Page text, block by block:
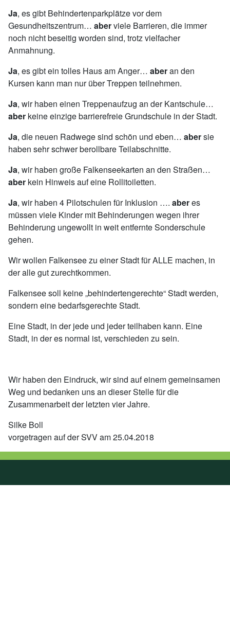
Ja, es gibt Behindertenparkplätze vor dem
Gesundheitszentrum… aberviele Barrieren, die immer
noch nicht beseitig worden sind, trotz vielfacher
Anmahnung.
Ja, es gibt ein tolles Haus am Anger… aberan den
Kursen kann man nur über Treppen teilnehmen.
Ja, wir haben einen Treppenaufzug an der Kantschule…
aber keine einzige barrierefreie Grundschule in der Stadt.
Ja, die neuen Radwege sind schön und eben… abersie
haben sehr schwer berollbare Teilabschnitte.
Ja, wir haben große Falkenseekarten an den Straßen…
aber kein Hinweis auf eine Rollitoiletten.
Ja, wir haben 4 Pilotschulen für Inklusion …. aberes
müssen viele Kinder mit Behinderungen wegen ihrer
Behinderung ungewollt in weit entfernte Sonderschule
gehen.
Wir wollen Falkensee zu einer Stadt für ALLE machen, in
der alle gut zurechtkommen.
Falkensee soll keine „behindertengerechte“ Stadt werden,
sondern eine bedarfsgerechte Stadt.
Eine Stadt, in der jede und jeder teilhaben kann. Eine
Stadt, in der es normal ist, verschieden zu sein.
Wir haben den Eindruck, wir sind auf einem gemeinsamen
Weg und bedanken uns an dieser Stelle für die
Zusammenarbeit der letzten vier Jahre.
Silke Boll
vorgetragen auf der SVV am 25.04.2018